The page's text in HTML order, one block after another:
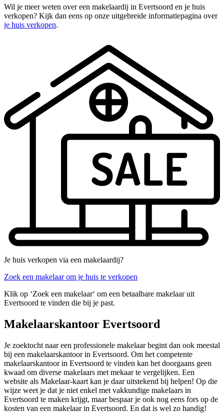
Wil je meer weten over een makelaardij in Evertsoord en je huis
verkopen? Kijk dan eens op onze uitgebreide informatiepagina over
je huis verkopen.
Je huis verkopen via een makelaardij?
Zoek een makelaar om je huis te verkopen
Klik op ‘Zoek een makelaar‘ om een betaalbare makelaar uit
Evertsoord te vinden die bij je past.
Makelaarskantoor Evertsoord
Je zoektocht naar een professionele makelaar begint dan ook meestal
bij een makelaarskantoor in Evertsoord. Om het competente
makelaarskantoor in Evertsoord te vinden kan het doorgaans geen
kwaad om diverse makelaars met mekaar te vergelijken. Een
website als Makelaar-kaart kan je daar uitstekend bij helpen! Op die
wijze weet je dat je niet enkel met vakkundige makelaars in
Evertsoord te maken krijgt, maar bespaar je ook nog eens fors op de
kosten van een makelaar in Evertsoord. En dat is wel zo handig!